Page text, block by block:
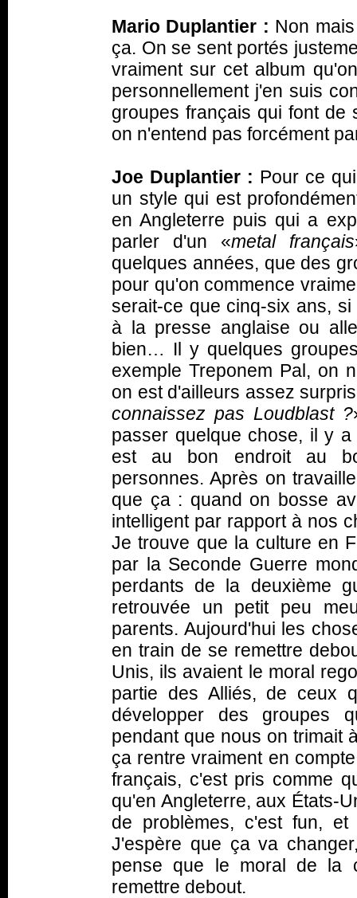
Mario Duplantier : Non
ça. On se sent portés
vraiment sur cet album
personnellement j'en suis
groupes français qui font
on n'entend pas forcément
Joe Duplantier : Pour ce
un style qui est
en Angleterre puis qui a
parler d'un «metal français
quelques années, que des
pour qu'on commence
serait-ce que cinq-six ans,
à la presse anglaise ou
bien… Il y quelques
exemple Treponem Pal, on
on est d'ailleurs assez
connaissez pas Loudblast ?
passer quelque chose, il y
est au bon endroit au
personnes. Après on
que ça : quand on bosse
intelligent par rapport à nos
Je trouve que la culture en
par la Seconde Guerre
perdants de la deuxième
retrouvée un petit peu
parents. Aujourd'hui les
en train de se remettre
Unis, ils avaient le moral
partie des Alliés, de ceux
développer des groupes
pendant que nous on trimait
ça rentre vraiment en
français, c'est pris comme
qu'en Angleterre, aux États-
de problèmes, c'est fun,
J'espère que ça va
pense que le moral de la
remettre debout.